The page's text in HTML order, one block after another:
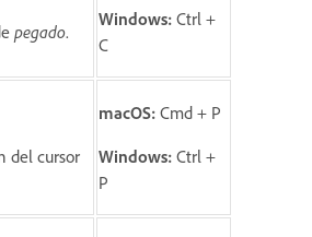
pegado.
Windows: Ctrl +
C
del cursor
macOS: Cmd + P
Windows: Ctrl +
P